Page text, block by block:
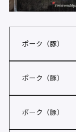
ポーク（豚）
ポーク（豚）
ポーク（豚）